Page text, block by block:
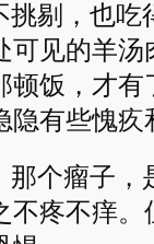
剔，也吃
可见的羊
顿饭，才
隐有些愧疚
个瘤子，
不疼不痒